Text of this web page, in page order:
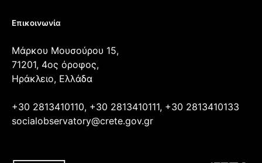
Επικοινωνία
Μάρκου Μουσούρου 15,
71201, 4ος όροφος,
Ηράκλειο, Ελλάδα
+30 2813410110, +30 2813410111, +30 2813410133
socialobservatory@crete.gov.gr